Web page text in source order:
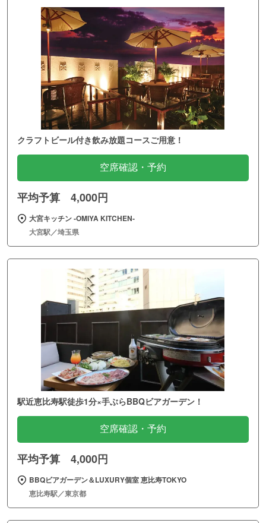
クラフトビール付き飲み放題コースご用意！
空席確認・予約
平均予算 4,000円
大宮キッチン ‐OMIYA KITCHEN‐
大宮駅／埼玉県
駅近恵比寿駅徒歩1分×手ぶらBBQビアガーデン！
空席確認・予約
平均予算 4,000円
BBQビアガーデン＆LUXURY個室 恵比寿TOKYO
恵比寿駅／東京都